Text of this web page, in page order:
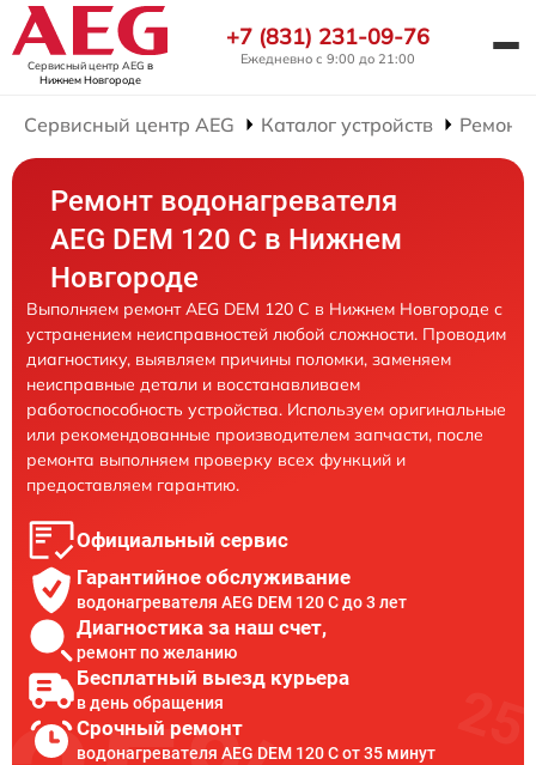
Сервисный центр AEG в
Нижнем Новгороде
+7 (831) 231-09-76
Ежедневно с 9:00 до 21:00
Сервисный центр AEG Каталог устройств Ремонт
Ремонт водонагревателя
AEG DEM 120 C в Нижнем
Новгороде
Выполняем ремонт AEG DEM 120 C в Нижнем Новгороде с
устранением неисправностей любой сложности. Проводим
диагностику, выявляем причины поломки, заменяем
неисправные детали и восстанавливаем
работоспособность устройства. Используем оригинальные
или рекомендованные производителем запчасти, после
ремонта выполняем проверку всех функций и
предоставляем гарантию.
Официальный сервис
Гарантийное обслуживание
водонагревателя AEG DEM 120 C до 3 лет
Диагностика за наш счет,
ремонт по желанию
Бесплатный выезд курьера
в день обращения
Срочный ремонт
водонагревателя AEG DEM 120 C от 35 минут